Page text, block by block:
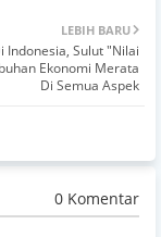
LEBIH BARU
Indonesia, Sulut "Nilai
Ekonomi Merata
Di Semua Aspek
0 Komentar